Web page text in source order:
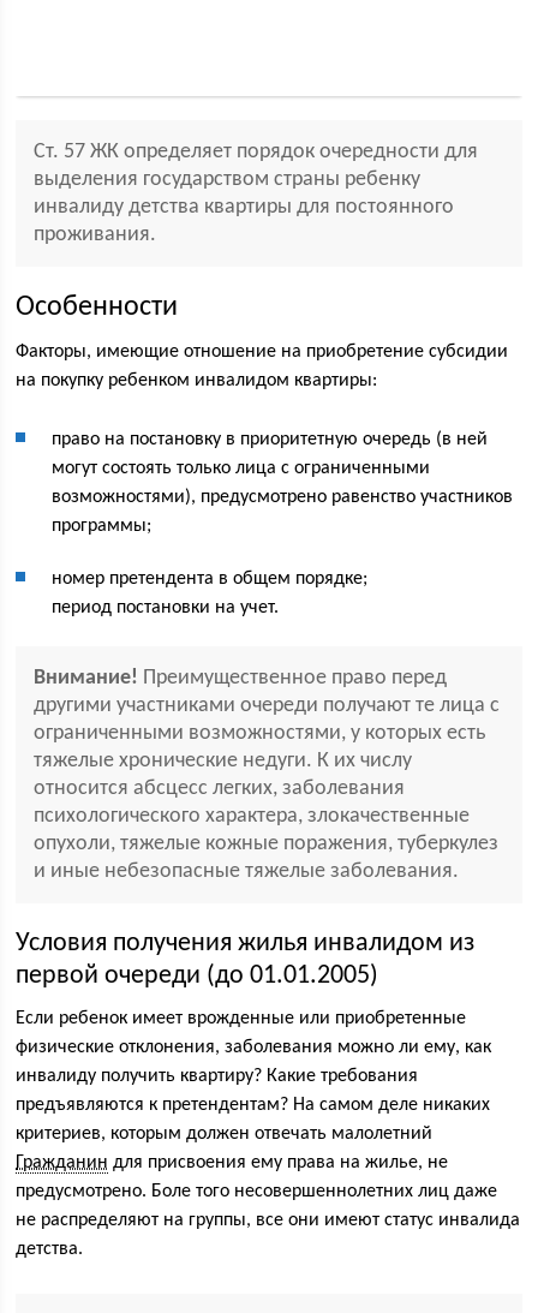
Ст. 57 ЖК определяет порядок очередности для
выделения государством страны ребенку
инвалиду детства квартиры для постоянного
проживания.
Особенности
Факторы, имеющие отношение на приобретение субсидии
на покупку ребенком инвалидом квартиры:
право на постановку в приоритетную очередь (в ней
могут состоять только лица с ограниченными
возможностями), предусмотрено равенство участников
программы;
номер претендента в общем порядке;
период постановки на учет.
Внимание! Преимущественное право перед
другими участниками очереди получают те лица с
ограниченными возможностями, у которых есть
тяжелые хронические недуги. К их числу
относится абсцесс легких, заболевания
психологического характера, злокачественные
опухоли, тяжелые кожные поражения, туберкулез
и иные небезопасные тяжелые заболевания.
Условия получения жилья инвалидом из
первой очереди (до 01.01.2005)
Если ребенок имеет врожденные или приобретенные
физические отклонения, заболевания можно ли ему, как
инвалиду получить квартиру? Какие требования
предъявляются к претендентам? На самом деле никаких
критериев, которым должен отвечать малолетний
Гражданин для присвоения ему права на жилье, не
предусмотрено. Боле того несовершеннолетних лиц даже
не распределяют на группы, все они имеют статус инвалида
детства.